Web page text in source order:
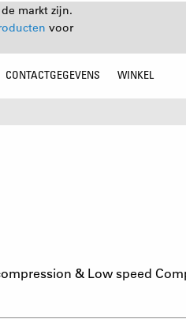
markt zijn.
voor
CONTACTGEGEVENS WINKEL
& Low speed